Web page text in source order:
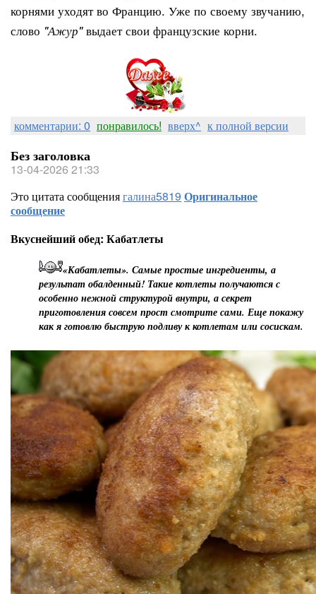
корнями уходят во Францию. Уже по своему звучанию,
слово "Ажур"выдает свои французские корни.
комментарии: 0 понравилось! вверх^ к полной версии
Без заголовка
13-04-2026 21:33
Это цитата сообщениягалина5819 Оригинальное
сообщение
Вкуснейший обед: Кабатлеты
«Кабатлеты». Самые простые ингредиенты, а
результат обалденный! Такие котлеты получаются с
особенно нежной структурой внутри, а секрет
приготовления совсем прост смотрите сами. Еще покажу
как я готовлю быструю подливу к котлетам или сосискам.